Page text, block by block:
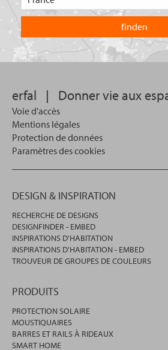
vous
?
pays
dans
lequel
vous
souhaitez
erfal | Donner vie aux
Voie d'accès
Mentions légales
Protection de données
Paramètres des cookies
DESIGN & INSPIRATION
RECHERCHE DE DESIGNS
DESIGNFINDER - EMBED
INSPIRATIONS D'HABITATION
INSPIRATIONS D'HABITATION - EMBED
TROUVEUR DE GROUPES DE COULEURS
PRODUITS
PROTECTION SOLAIRE
MOUSTIQUAIRES
BARRES ET RAILS À RIDEAUX
SMART HOME